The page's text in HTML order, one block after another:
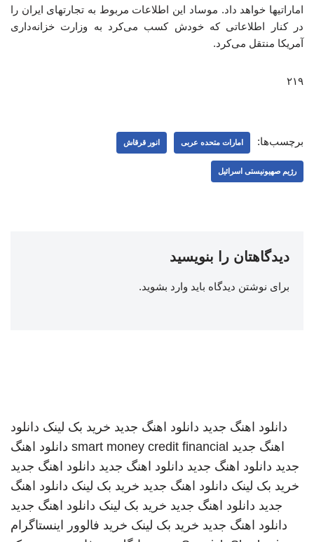
اماراتیها خواهد داد. موساد این اطلاعات مربوط به تجارتهای ایران را
در کنار اطلاعاتی که خودش کسب می‌کرد به وزارت خزانه‌داری
آمریکا منتقل می‌کرد.
۲۱۹
برچسب‌ها: امارات متحده عربی انور قرقاش
رژیم صهیونیستی اسرائیل
دیدگاهتان را بنویسید
برای نوشتن دیدگاه باید وارد بشوید.
دانلود اهنگ جدید دانلود اهنگ جدید خرید بک لینک دانلود
اهنگ جدید smart money credit financial دانلود اهنگ
جدید دانلود اهنگ جدید دانلود اهنگ جدید دانلود اهنگ جدید
خرید بک لینک دانلود اهنگ جدید خرید بک لینک دانلود اهنگ
جدید دانلود اهنگ جدید خرید بک لینک دانلود اهنگ جدید
دانلود اهنگ جدید خرید بک لینک خرید فالوور اینستاگرام